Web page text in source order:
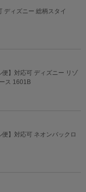
ディズニー 総柄スタイ
】対応可 ディズニー リゾ
ス 1601B
】対応可 ネオンバックロ